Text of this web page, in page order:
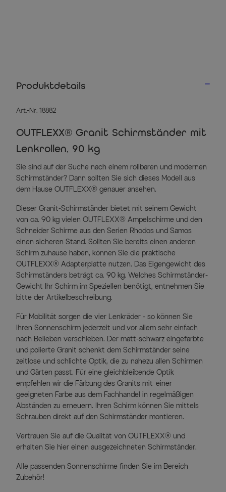
Produktdetails
Art.-Nr. 18882
OUTFLEXX® Granit Schirmständer mit
Lenkrollen, 90 kg
Sie sind auf der Suche nach einem rollbaren und modernen
Schirmständer? Dann sollten Sie sich dieses Modell aus
dem Hause OUTFLEXX® genauer ansehen.
Dieser Granit-Schirmständer bietet mit seinem Gewicht
von ca. 90 kg vielen OUTFLEXX® Ampelschirme und den
Schneider Schirme aus den Serien Rhodos und Samos
einen sicheren Stand. Sollten Sie bereits einen anderen
Schirm zuhause haben, können Sie die praktische
OUTFLEXX® Adapterplatte nutzen. Das Eigengewicht des
Schirmständers beträgt ca. 90 kg. Welches Schirmständer-
Gewicht Ihr Schirm im Speziellen benötigt, entnehmen Sie
bitte der Artikelbeschreibung.
Für Mobilität sorgen die vier Lenkräder - so können Sie
Ihren Sonnenschirm jederzeit und vor allem sehr einfach
nach Belieben verschieben. Der matt-schwarz eingefärbte
und polierte Granit schenkt dem Schirmständer seine
zeitlose und schlichte Optik, die zu nahezu allen Schirmen
und Gärten passt. Für eine gleichbleibende Optik
empfehlen wir die Färbung des Granits mit einer
geeigneten Farbe aus dem Fachhandel in regelmäßigen
Abständen zu erneuern. Ihren Schirm können Sie mittels
Schrauben direkt auf den Schirmständer montieren.
Vertrauen Sie auf die Qualität von OUTFLEXX® und
erhalten Sie hier einen ausgezeichneten Schirmständer.
Alle passenden Sonnenschirme finden Sie im Bereich
Zubehör!